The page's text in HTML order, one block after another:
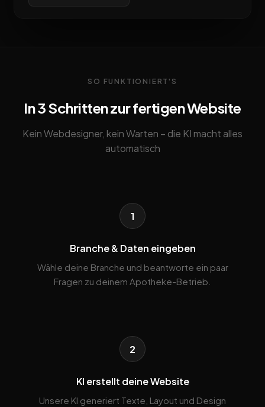
SO FUNKTIONIERT'S
In 3 Schritten zur fertigen Website
Kein Webdesigner, kein Warten – die KI macht alles
automatisch
1
Branche & Daten eingeben
Wähle deine Branche und beantworte ein paar
Fragen zu deinem Apotheke-Betrieb.
2
KI erstellt deine Website
Unsere KI generiert Texte, Layout und Design